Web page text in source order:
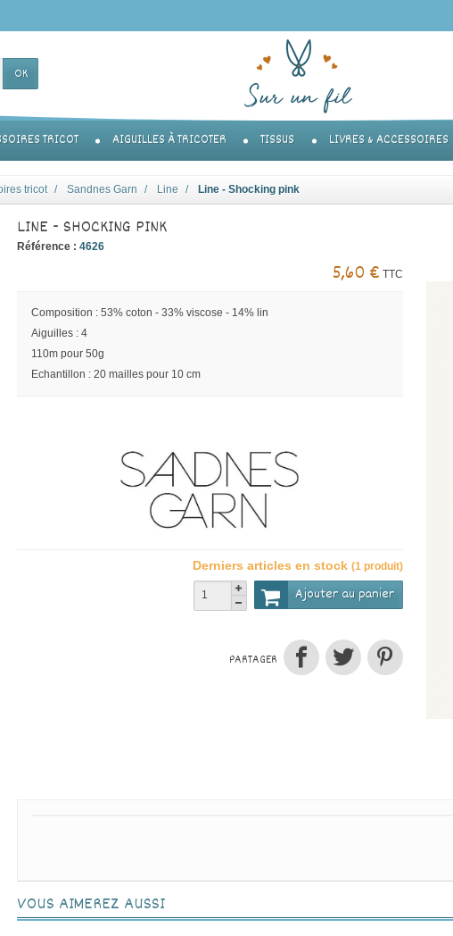
OK
TRICOT AIGUILLES À TRICOTER TISSUS LIVRES & ACCESSOIRES
tricot Sandnes Garn Line Line - Shocking pink
LINE - SHOCKING PINK
Référence : 4626
5,60 € TTC
Composition : 53% coton - 33% viscose - 14% lin
Aiguilles : 4
110m pour 50g
Echantillon : 20 mailles pour 10 cm
Derniers articles en stock (1 produit)
Ajouter au panier
PARTAGER
VOUS AIMEREZ AUSSI